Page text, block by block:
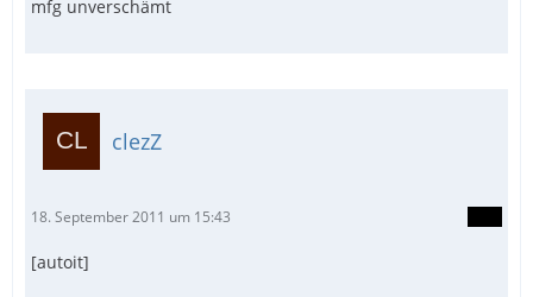
mfg unverschämt
clezZ
18. September 2011 um 15:43
[autoit]